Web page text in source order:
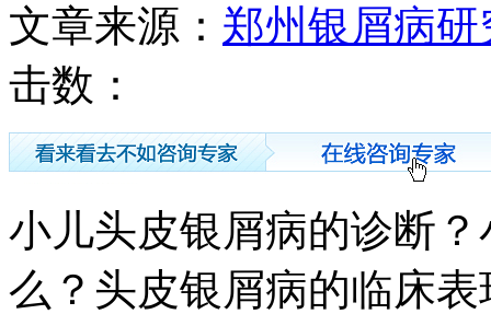
文章来源： 郑州银屑病研
击数：
小儿头皮银屑病的诊断
么？头皮银屑病的临床